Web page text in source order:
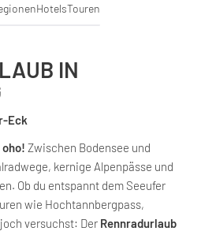
HotelsTouren
IN
Eck
Zwischen Bodensee und
kernige Alpenpässe und
Ob du entspannt dem Seeufer
wie Hochtannbergpass,
versuchst: Der Rennradurlaub